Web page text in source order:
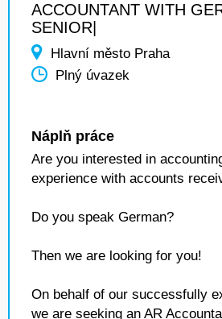
ACCOUNTANT WITH
SENIOR|
Hlavní město Praha
Plný úvazek
Náplň práce
Are you interested in
experience with accounts
Do you speak German?
Then we are looking for you!
On behalf of our successfully
we are seeking an AR